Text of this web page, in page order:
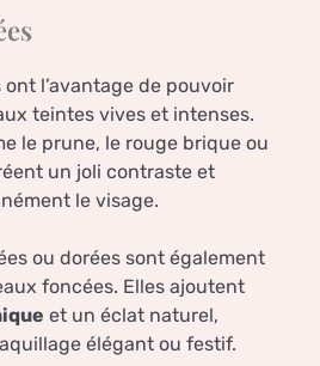
l’avantage de pouvoir
teintes vives et intenses.
le prune, le rouge brique ou
un joli contraste et
le visage.
ou dorées sont également
foncées. Elles ajoutent
et un éclat naturel,
élégant ou festif.